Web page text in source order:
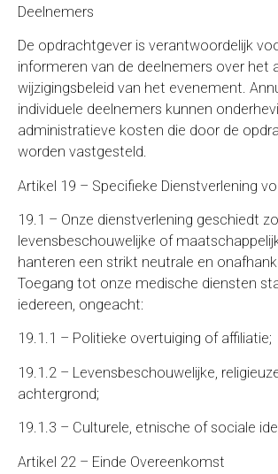
Deelnemers
De opdrachtgever is verantwoordelijk
informeren van de deelnemers over het
wijzigingsbeleid van het evenement.
individuele deelnemers kunnen
administratieve kosten die door de
worden vastgesteld.
Artikel 19 – Specifieke Dienstverlening
19.1 – Onze dienstverlening geschiedt
levensbeschouwelijke of
hanteren een strikt neutrale en
Toegang tot onze medische diensten
iedereen, ongeacht:
19.1.1 – Politieke overtuiging of affiliatie;
19.1.2 – Levensbeschouwelijke,
achtergrond;
19.1.3 – Culturele, etnische of sociale
Artikel 22 – Einde Overeenkomst